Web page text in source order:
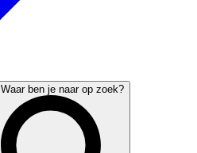
Waar ben je naar op zoek?